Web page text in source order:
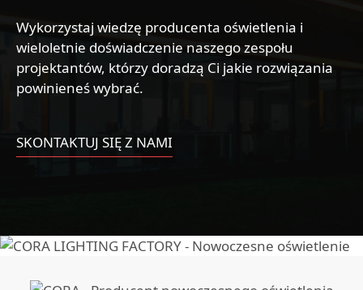
Wykorzystaj wiedzę producenta oświetlenia i
wieloletnie doświadczenie naszego zespołu
projektantów, którzy doradzą Ci jakie rozwiązania
powinieneś wybrać.
SKONTAKTUJ SIĘ Z NAMI